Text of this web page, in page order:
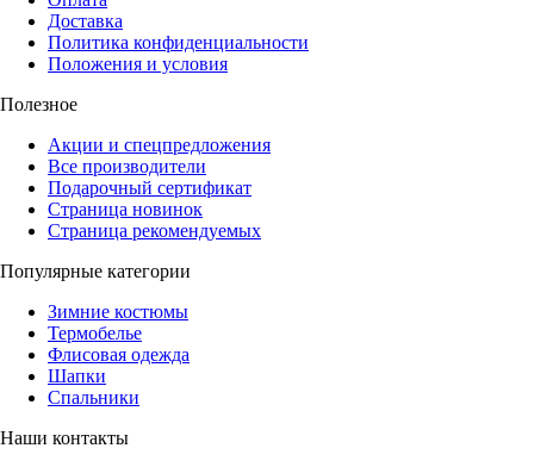
Доставка
Политика конфиденциальности
Положения и условия
Полезное
Акции и спецпредложения
Все производители
Подарочный сертификат
Страница новинок
Страница рекомендуемых
Популярные категории
Зимние костюмы
Термобелье
Флисовая одежда
Шапки
Спальники
Наши контакты